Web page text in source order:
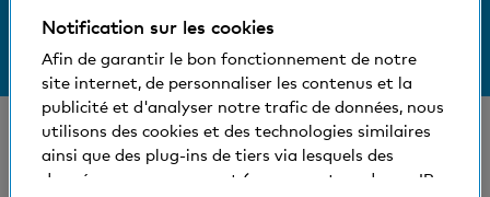
Organes de direction
Medias
Social et compatible avec l'environnement
+41 (0)800 88 99 66
Aide et contact
Nos succursales et bancomats
Informations relatives à la banque
© Banque Cler
Conditions juridiques et mentions légales
Notification sur les cookies
Afin de garantir le bon fonctionnement de notre
site internet, de personnaliser les contenus et la
publicité et d'analyser notre trafic de données, nous
utilisons des cookies et des technologies similaires
ainsi que des plug-ins de tiers via lesquels des
données vous concernant (comme votre adresse IP,